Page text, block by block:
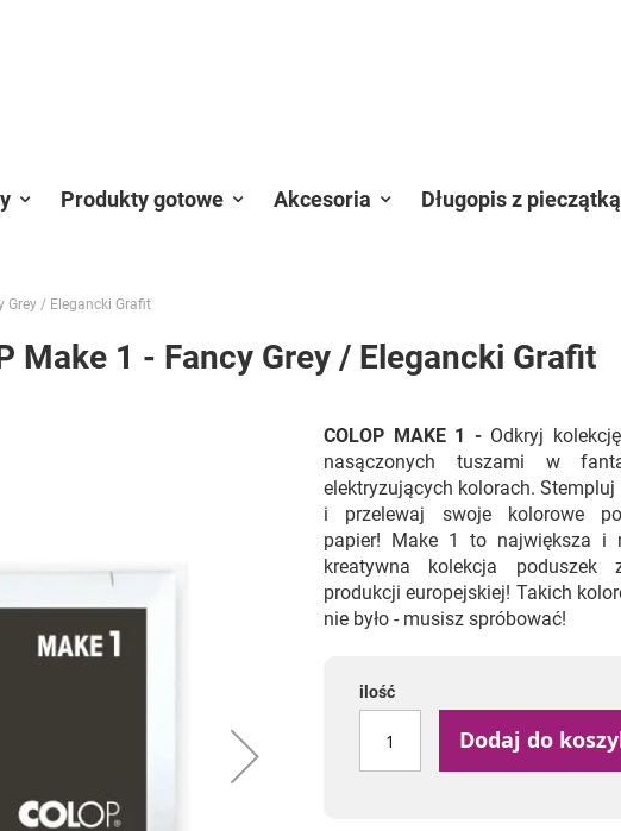
Produkty gotowe Akcesoria
Długopis z pieczątką
Grey / Elegancki Grafit
Make 1 - Fancy Grey / Elegancki Grafit
COLOP MAKE 1 -Odkryj
nasączonych tuszami w
elektryzujących kolorach. Stempluj
i przelewaj swoje kolorowe
papier! Make 1 to największa i
kreatywna kolekcja poduszek
produkcji europejskiej! Takich
nie było - musisz spróbować!
ilość
Dodaj do